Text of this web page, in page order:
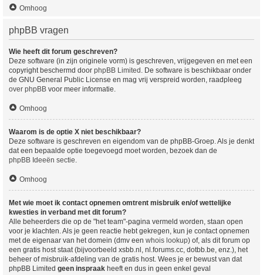
Omhoog
phpBB vragen
Wie heeft dit forum geschreven?
Deze software (in zijn originele vorm) is geschreven, vrijgegeven en met een
copyright beschermd door phpBB Limited . De software is beschikbaar onder
de GNU General Public License en mag vrij verspreid worden, raadpleeg
over phpBB voor meer informatie.
Omhoog
Waarom is de optie X niet beschikbaar?
Deze software is geschreven en eigendom van de phpBB-Groep. Als je denkt
dat een bepaalde optie toegevoegd moet worden, bezoek dan de
phpBB Ideeën sectie.
Omhoog
Met wie moet ik contact opnemen omtrent misbruik en/of wettelijke
kwesties in verband met dit forum?
Alle beheerders die op de "het team"-pagina vermeld worden, staan open
voor je klachten. Als je geen reactie hebt gekregen, kun je contact opnemen
met de eigenaar van het domein (dmv een whois lookup) of, als dit forum op
een gratis host staat (bijvoorbeeld xsbb.nl, nl.forums.cc, dotbb.be, enz.), het
beheer of misbruik-afdeling van de gratis host. Wees je er bewust van dat
phpBB Limited geen inspraak heeft en dus in geen enkel geval